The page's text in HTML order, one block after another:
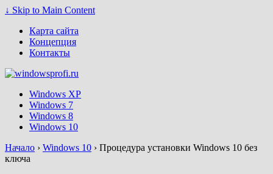
↓ Skip to Main Content
Карта сайта
Концепция
Контакты
Windows XP
Windows 7
Windows 8
Windows 10
Начало › Windows 10 › Процедура установки Windows 10 без
ключа